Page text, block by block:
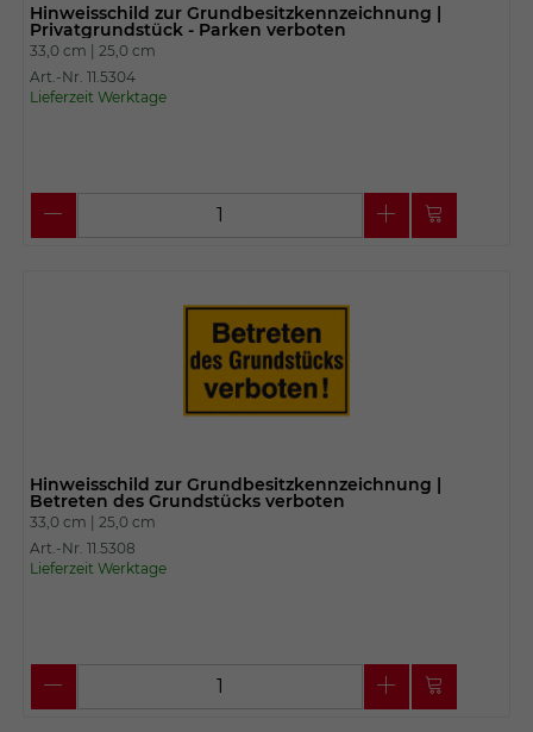
Hinweisschild zur Grundbesitzkennzeichnung |
Privatgrundstück - Parken verboten
33,0 cm | 25,0 cm
Art.-Nr. 11.5304
Lieferzeit Werktage
Hinweisschild zur Grundbesitzkennzeichnung |
Betreten des Grundstücks verboten
33,0 cm | 25,0 cm
Art.-Nr. 11.5308
Lieferzeit Werktage